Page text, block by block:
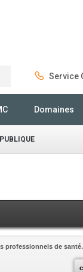
Service
Domaines
professionnels de santé.